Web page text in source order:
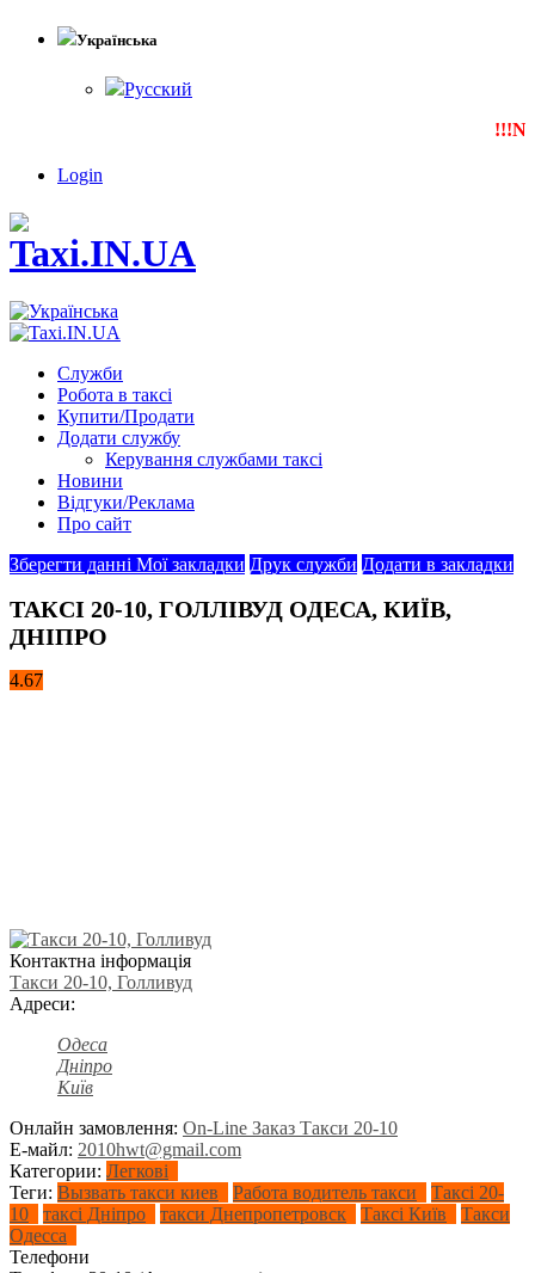
Українська
Русский
!!!NEW
Login
Служби
Робота в таксі
Купити/Продати
Додати службу
Керування службами таксі
Новини
Відгуки/Реклама
Про сайт
Зберегти данні Мої закладки Друк служби Додати в закладки
ТАКСІ 20-10, ГОЛЛІВУД ОДЕСА, КИЇВ,
ДНІПРО
4.67
Контактна інформація
Такси 20-10, Голливуд
Адреси:
Одеса
Дніпро
Київ
Онлайн замовлення: On-Line Заказ Такси 20-10
Е-майл: 2010hwt@gmail.com
Категории: Легкові
Теги: Вызвать такси киев Работа водитель такси
Таксі 20-
10
таксі Дніпро такси Днепропетровск Таксі Київ
Такси
Одесса
Телефони